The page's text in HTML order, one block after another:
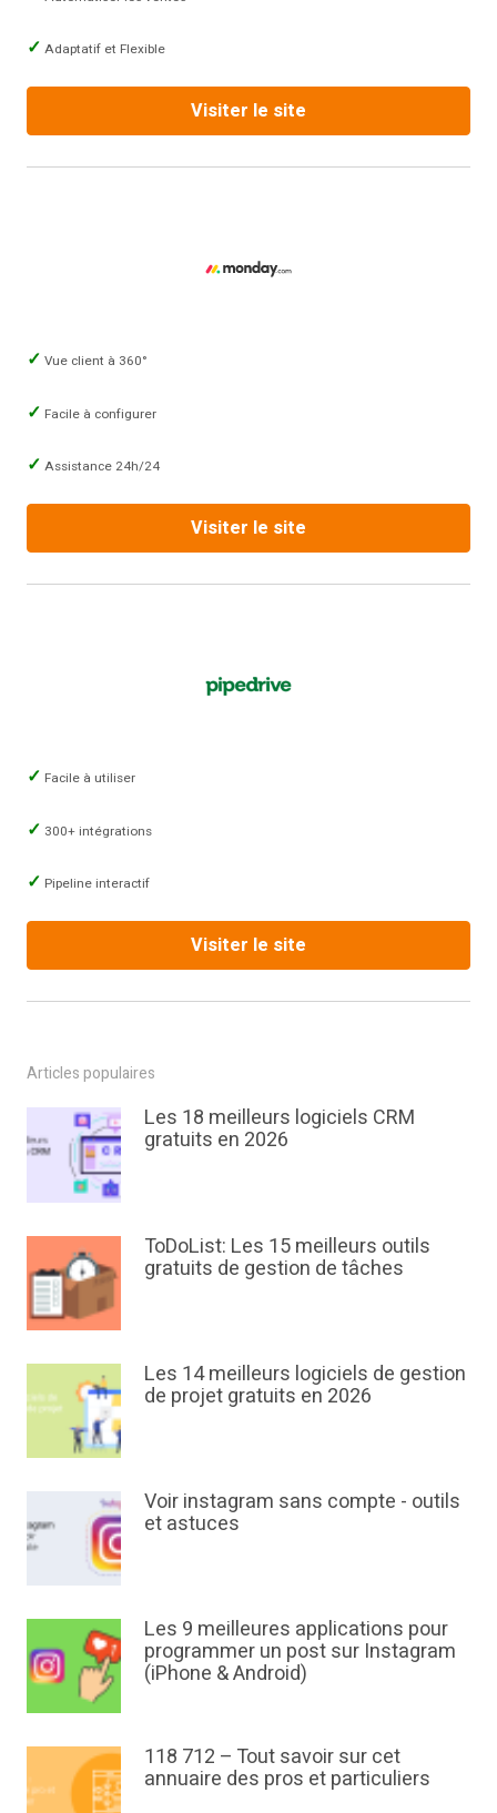
Adaptatif et Flexible
Visiter le site
Vue client à 360°
Facile à configurer
Assistance 24h/24
Visiter le site
Facile à utiliser
300+ intégrations
Pipeline interactif
Visiter le site
Articles populaires
Les 18 meilleurs logiciels CRM
gratuits en 2026
ToDoList: Les 15 meilleurs outils
gratuits de gestion de tâches
Les 14 meilleurs logiciels de gestion
de projet gratuits en 2026
Voir instagram sans compte - outils
et astuces
Les 9 meilleures applications pour
programmer un post sur Instagram
(iPhone & Android)
118 712 – Tout savoir sur cet
annuaire des pros et particuliers